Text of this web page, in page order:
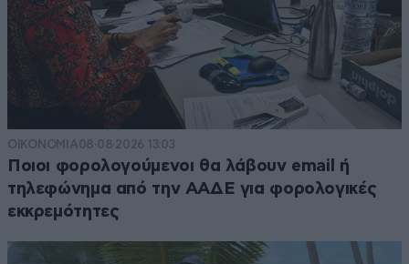
ΟΙΚΟΝΟΜΙΑ08·08·2026 13:03
Ποιοι φορολογούμενοι θα λάβουν email ή
τηλεφώνημα από την ΑΑΔΕ για φορολογικές
εκκρεμότητες